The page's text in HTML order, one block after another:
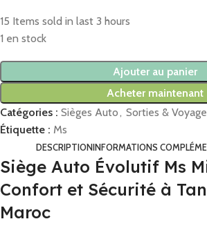
15 Items sold in last 3 hours
1 en stock
Ajouter au panier
Acheter maintenant
Catégories : Sièges Auto, Sorties &
Étiquette : Ms
DESCRIPTIONINFORMATIONS
Siège Auto Évolutif Ms
Confort et Sécurité à
Maroc